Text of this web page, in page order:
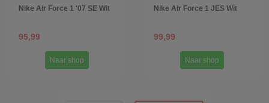
Nike Air Force 1 '07 SE Wit
95,99
Naar shop
Nike Air Force 1 JES Wit
99,99
Naar shop